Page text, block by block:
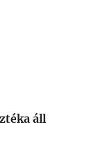
áll